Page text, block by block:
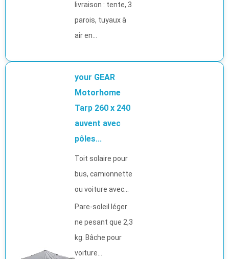
livraison : tente, 3
parois, tuyaux à
air en...
your GEAR
Motorhome
Tarp 260 x 240
auvent avec
pôles...
Toit solaire pour
bus, camionnette
ou voiture avec...
Pare-soleil léger
ne pesant que 2,3
kg. Bâche pour
voiture...